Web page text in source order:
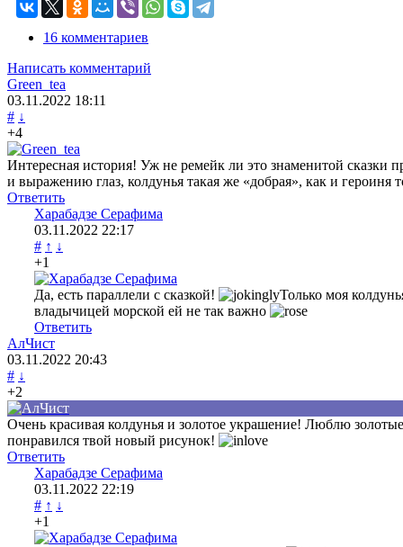
16 комментариев
Написать комментарий
Green_tea
03.11.2022 18:11
# ↓
+4
Интересная история! Уж не ремейк ли это знаменитой сказки
и выражению глаз, колдунья такая же «добрая», как и героиня
Ответить
Харабадзе Серафима
03.11.2022 22:17
# ↑ ↓
+1
Да, есть параллели с сказкой!
Только моя
владычицей морской ей не так важно
Ответить
АлЧист
03.11.2022 20:43
# ↓
+2
Очень красивая колдунья и золотое украшение! Люблю
понравился твой новый рисунок!
Ответить
Харабадзе Серафима
03.11.2022 22:19
# ↑ ↓
+1